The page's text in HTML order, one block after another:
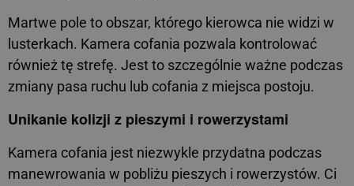
Martwe pole to obszar, którego kierowca nie widzi w
lusterkach. Kamera cofania pozwala kontrolować
również tę strefę. Jest to szczególnie ważne podczas
zmiany pasa ruchu lub cofania z miejsca postoju.
Unikanie kolizji z pieszymi i rowerzystami
Kamera cofania jest niezwykle przydatna podczas
manewrowania w pobliżu pieszych i rowerzystów. Ci